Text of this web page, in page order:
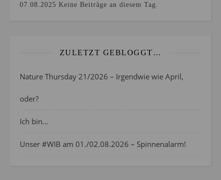
07.08.2025 Keine Beiträge an diesem Tag.
ZULETZT GEBLOGGT…
Nature Thursday 21/2026 – Irgendwie wie April,
oder?
Ich bin…
Unser #WIB am 01./02.08.2026 – Spinnenalarm!